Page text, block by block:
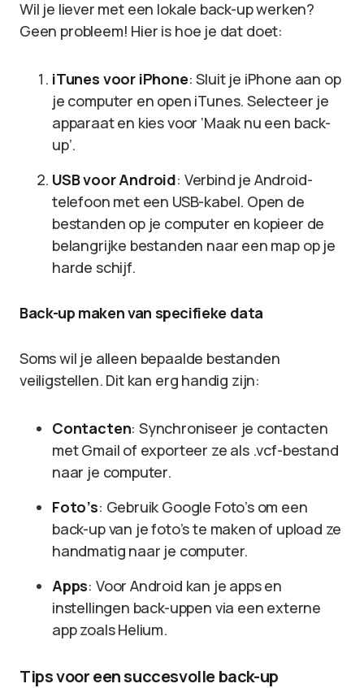
Wil je liever met een lokale back-up werken?
Geen probleem! Hier is hoe je dat doet:
iTunes voor iPhone: Sluit je iPhone aan op
je computer en open iTunes. Selecteer je
apparaat en kies voor ‘Maak nu een back-
up’.
USB voor Android: Verbind je Android-
telefoon met een USB-kabel. Open de
bestanden op je computer en kopieer de
belangrijke bestanden naar een map op je
harde schijf.
Back-up maken van specifieke data
Soms wil je alleen bepaalde bestanden
veiligstellen. Dit kan erg handig zijn:
Contacten: Synchroniseer je contacten
met Gmail of exporteer ze als .vcf-bestand
naar je computer.
Foto’s: Gebruik Google Foto’s om een
back-up van je foto’s te maken of upload ze
handmatig naar je computer.
Apps: Voor Android kan je apps en
instellingen back-uppen via een externe
app zoals Helium.
Tips voor een succesvolle back-up